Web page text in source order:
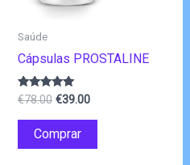
Saúde
Cápsulas PROSTALINE
Avaliação
de 5
€78.00 O
original
era:
€39.00O
Comprar